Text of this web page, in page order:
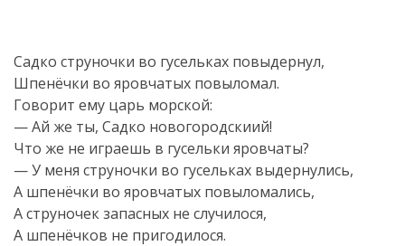
Садко струночки во гусельках повыдернул,
Шпенёчки во яровчатых повыломал.
Говорит ему царь морской:
— Ай же ты, Садко новогородскиий!
Что же не играешь в гусельки яровчаты?
— У меня струночки во гусельках выдернулись,
А шпенёчки во яровчатых повыломались,
А струночек запасных не случилося,
А шпенёчков не пригодилося.